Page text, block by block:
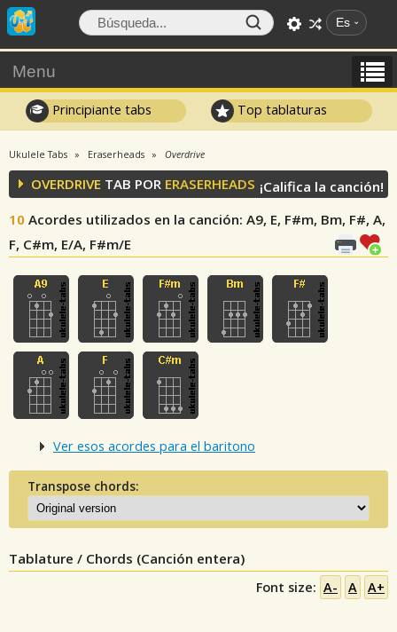
Es
Menu
Principiante tabs Top tablaturas
Ukulele Tabs Eraserheads Overdrive
OVERDRIVE TAB POR ERASERHEADS
10 Acordes utilizados en la canción: A9, E, F#m, Bm, F#, A,
F, C#m, E/A, F#m/E
¡Califica la canción!
Ver esos acordes para el baritono
Transpose chords:
Tablature / Chords (Canción entera)
Font size: A- A A+